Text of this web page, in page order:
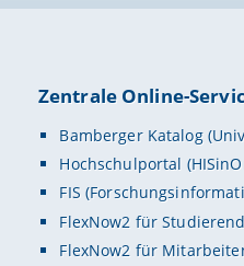
Zentrale Online-
Bamberger Katalog
Hochschulportal
FIS
FlexNow2 für
FlexNow2 für